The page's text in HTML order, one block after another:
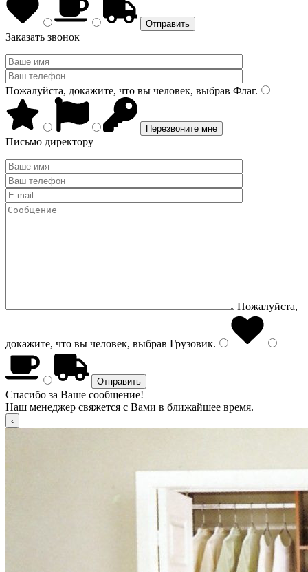
Заказать звонок
Пожалуйста, докажите, что вы человек, выбрав Флаг.
Письмо директору
Пожалуйста,
докажите, что вы человек, выбрав Грузовик.
Спасибо за Ваше сообщение!
Наш менеджер свяжется с Вами в ближайшее время.